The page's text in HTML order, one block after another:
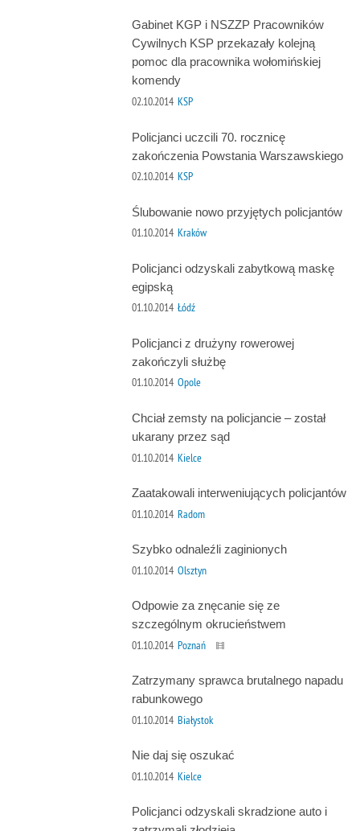
Gabinet KGP i NSZZP Pracowników
Cywilnych KSP przekazały kolejną
pomoc dla pracownika wołomińskiej
komendy
02.10.2014 KSP
Policjanci uczcili 70. rocznicę
zakończenia Powstania Warszawskiego
02.10.2014 KSP
Ślubowanie nowo przyjętych policjantów
01.10.2014 Kraków
Policjanci odzyskali zabytkową maskę
egipską
01.10.2014 Łódź
Policjanci z drużyny rowerowej
zakończyli służbę
01.10.2014 Opole
Chciał zemsty na policjancie – został
ukarany przez sąd
01.10.2014 Kielce
Zaatakowali interweniujących policjantów
01.10.2014 Radom
Szybko odnaleźli zaginionych
01.10.2014 Olsztyn
Odpowie za znęcanie się ze
szczególnym okrucieństwem
01.10.2014 Poznań
Zatrzymany sprawca brutalnego napadu
rabunkowego
01.10.2014 Białystok
Nie daj się oszukać
01.10.2014 Kielce
Policjanci odzyskali skradzione auto i